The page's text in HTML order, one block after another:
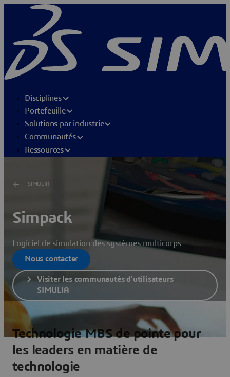
Disciplines
Portefeuille
Solutions par industrie
Communautés
Ressources
SIMULIA
Simpack
Logiciel de simulation des systèmes multicorps
Nous contacter
Visiter les communautés d'utilisateurs
SIMULIA
Technologie MBS de pointe pour
les leaders en matière de
technologie